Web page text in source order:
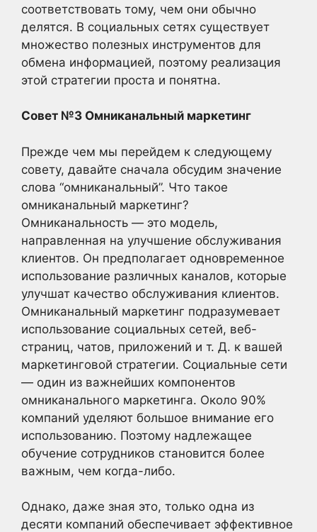
соответствовать тому, чем они обычно
делятся. В социальных сетях существует
множество полезных инструментов для
обмена информацией, поэтому реализация
этой стратегии проста и понятна.
Совет №3 Омниканальный маркетинг
Прежде чем мы перейдем к следующему
совету, давайте сначала обсудим значение
слова “омниканальный”. Что такое
омниканальный маркетинг?
Омниканальность — это модель,
направленная на улучшение обслуживания
клиентов. Он предполагает одновременное
использование различных каналов, которые
улучшат качество обслуживания клиентов.
Омниканальный маркетинг подразумевает
использование социальных сетей, веб-
страниц, чатов, приложений и т. Д. к вашей
маркетинговой стратегии. Социальные сети
— один из важнейших компонентов
омниканального маркетинга. Около 90%
компаний уделяют большое внимание его
использованию. Поэтому надлежащее
обучение сотрудников становится более
важным, чем когда-либо.
Однако, даже зная это, только одна из
десяти компаний обеспечивает эффективное